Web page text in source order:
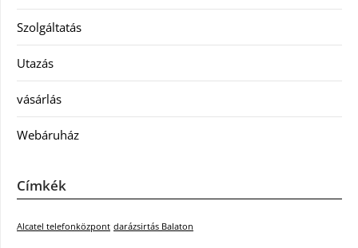
Szolgáltatás
Utazás
vásárlás
Webáruház
Címkék
Alcatel telefonközpont darázsirtás Balaton